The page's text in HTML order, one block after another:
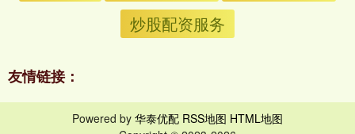
炒股配资服务
友情链接：
Powered by 华泰优配 RSS地图 HTML地图